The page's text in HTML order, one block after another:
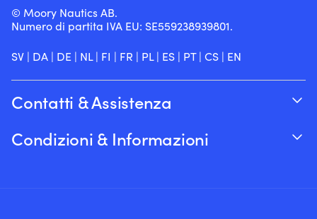
© Moory Nautics AB.
Numero di partita IVA EU: SE559238939801.
SV | DA | DE | NL| FI | FR | PL| ES | PT| CS | EN
Contatti & Assistenza
Condizioni & Informazioni